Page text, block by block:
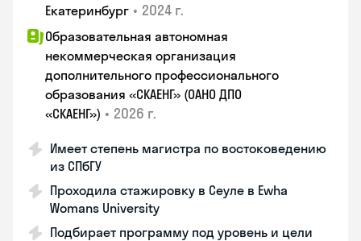
Екатеринбург • 2024 г.
Образовательная автономная
некоммерческая организация
дополнительного профессионального
образования «СКАЕНГ» (ОАНО ДПО
«СКАЕНГ») • 2026 г.
Имеет степень магистра по востоковедению
из СПбГУ
Проходила стажировку в Сеуле в Ewha
Womans University
Подбирает программу под уровень и цели